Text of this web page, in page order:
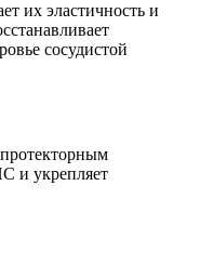
их эластичность и
сосудистой
и укрепляет